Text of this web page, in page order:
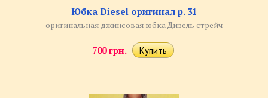
Юбка Diesel оригинал р. 31
оригинальная джинсовая юбка Дизель стрейч
700 грн.